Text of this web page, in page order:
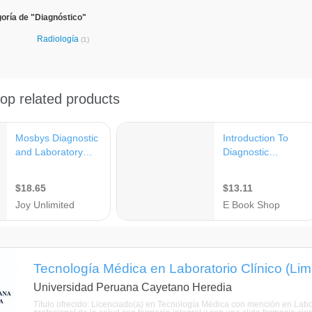
de "Diagnóstico"
Radiología (1)
Tecnología Médica en Laboratorio Clínico
Universidad Peruana Cayetano Heredia
Título ofrecido: Licenciado(a) en Tecnología Médica con mención en